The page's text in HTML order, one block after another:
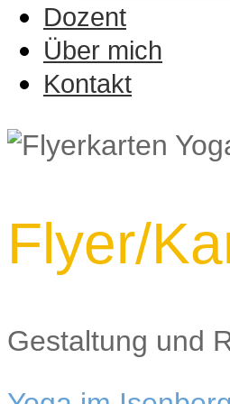
Dozent
Über mich
Kontakt
Flyer/
Gestaltung und